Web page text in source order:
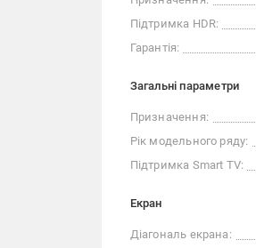
Підтримка HDR:
Гарантія:
Загальні параметри
Призначення:
Рік модельного ряду:
Підтримка Smart TV:
Екран
Діагональ екрана: